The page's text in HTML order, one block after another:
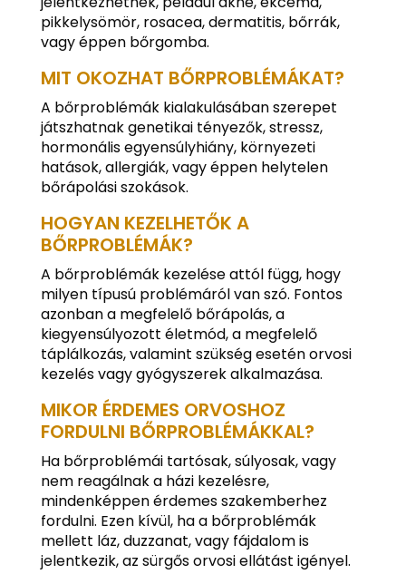
pikkelysömör, rosacea, dermatitis, bőrrák,
vagy éppen bőrgomba.
MIT OKOZHAT BŐRPROBLÉMÁKAT?
A bőrproblémák kialakulásában szerepet
játszhatnak genetikai tényezők, stressz,
hormonális egyensúlyhiány, környezeti
hatások, allergiák, vagy éppen helytelen
bőrápolási szokások.
HOGYAN KEZELHETŐK A
BŐRPROBLÉMÁK?
A bőrproblémák kezelése attól függ, hogy
milyen típusú problémáról van szó. Fontos
azonban a megfelelő bőrápolás, a
kiegyensúlyozott életmód, a megfelelő
táplálkozás, valamint szükség esetén orvosi
kezelés vagy gyógyszerek alkalmazása.
MIKOR ÉRDEMES ORVOSHOZ
FORDULNI BŐRPROBLÉMÁKKAL?
Ha bőrproblémái tartósak, súlyosak, vagy
nem reagálnak a házi kezelésre,
mindenképpen érdemes szakemberhez
fordulni. Ezen kívül, ha a bőrproblémák
mellett láz, duzzanat, vagy fájdalom is
jelentkezik, az sürgős orvosi ellátást igényel.